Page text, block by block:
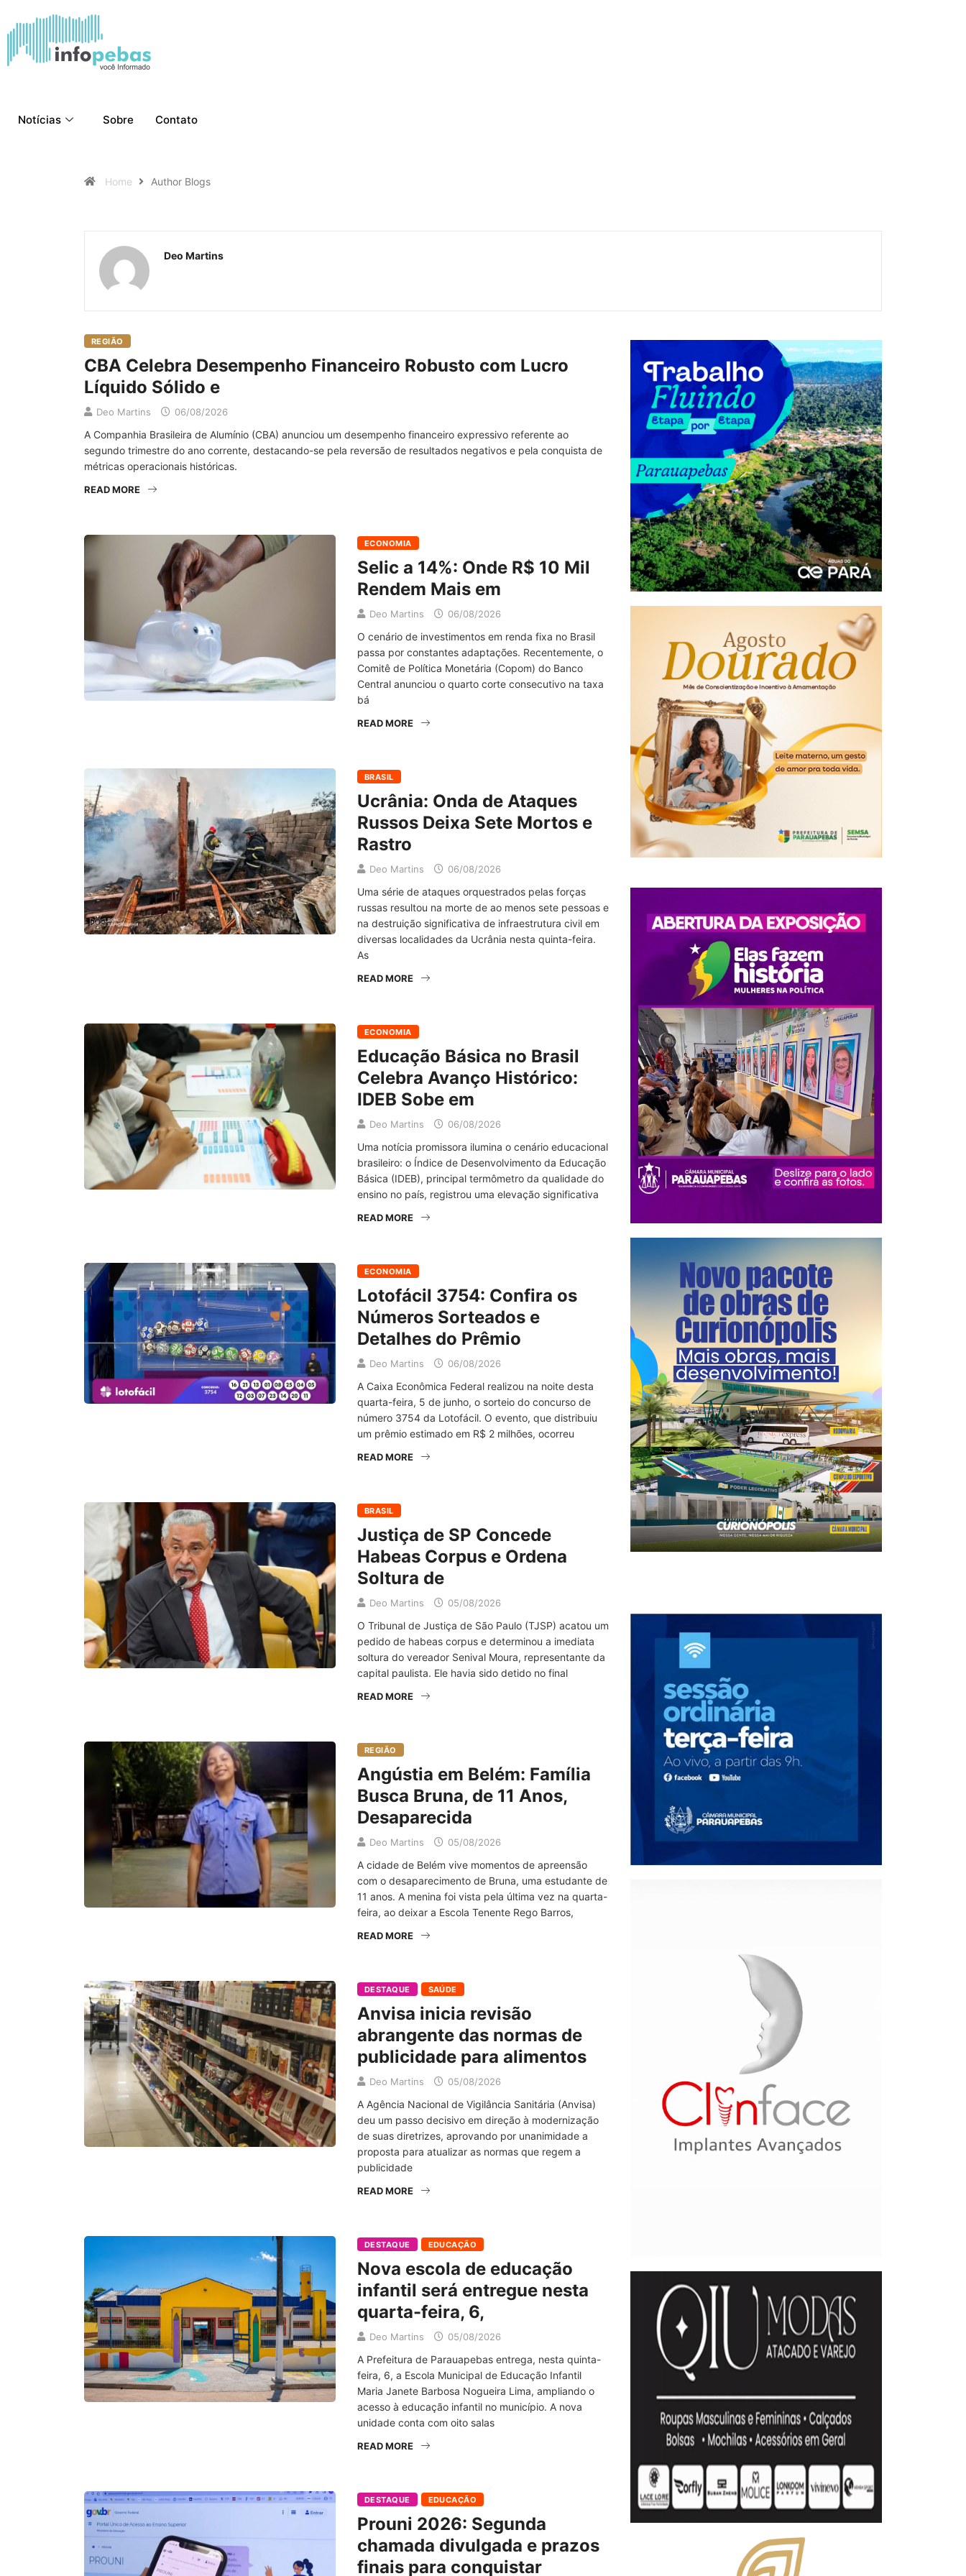
Notícias Sobre Contato
Home Author Blogs
Deo Martins
REGIÃO
CBA Celebra Desempenho Financeiro Robusto com Lucro
Líquido Sólido e
Deo Martins 06/08/2026
A Companhia Brasileira de Alumínio (CBA) anunciou um desempenho financeiro expressivo referente ao
segundo trimestre do ano corrente, destacando-se pela reversão de resultados negativos e pela conquista de
métricas operacionais históricas.
READ MORE
ECONOMIA
Selic a 14%: Onde R$ 10 Mil
Rendem Mais em
Deo Martins 06/08/2026
O cenário de investimentos em renda fixa no Brasil
passa por constantes adaptações. Recentemente, o
Comitê de Política Monetária (Copom) do Banco
Central anunciou o quarto corte consecutivo na taxa
bá
READ MORE
BRASIL
Ucrânia: Onda de Ataques
Russos Deixa Sete Mortos e
Rastro
Deo Martins 06/08/2026
Uma série de ataques orquestrados pelas forças
russas resultou na morte de ao menos sete pessoas e
na destruição significativa de infraestrutura civil em
diversas localidades da Ucrânia nesta quinta-feira.
As
READ MORE
ECONOMIA
Educação Básica no Brasil
Celebra Avanço Histórico:
IDEB Sobe em
Deo Martins 06/08/2026
Uma notícia promissora ilumina o cenário educacional
brasileiro: o Índice de Desenvolvimento da Educação
Básica (IDEB), principal termômetro da qualidade do
ensino no país, registrou uma elevação significativa
READ MORE
ECONOMIA
Lotofácil 3754: Confira os
Números Sorteados e
Detalhes do Prêmio
Deo Martins 06/08/2026
A Caixa Econômica Federal realizou na noite desta
quarta-feira, 5 de junho, o sorteio do concurso de
número 3754 da Lotofácil. O evento, que distribuiu
um prêmio estimado em R$ 2 milhões, ocorreu
READ MORE
BRASIL
Justiça de SP Concede
Habeas Corpus e Ordena
Soltura de
Deo Martins 05/08/2026
O Tribunal de Justiça de São Paulo (TJSP) acatou um
pedido de habeas corpus e determinou a imediata
soltura do vereador Senival Moura, representante da
capital paulista. Ele havia sido detido no final
READ MORE
REGIÃO
Angústia em Belém: Família
Busca Bruna, de 11 Anos,
Desaparecida
Deo Martins 05/08/2026
A cidade de Belém vive momentos de apreensão
com o desaparecimento de Bruna, uma estudante de
11 anos. A menina foi vista pela última vez na quarta-
feira, ao deixar a Escola Tenente Rego Barros,
READ MORE
DESTAQUE SAÚDE
Anvisa inicia revisão
abrangente das normas de
publicidade para alimentos
Deo Martins 05/08/2026
A Agência Nacional de Vigilância Sanitária (Anvisa)
deu um passo decisivo em direção à modernização
de suas diretrizes, aprovando por unanimidade a
proposta para atualizar as normas que regem a
publicidade
READ MORE
DESTAQUE EDUCAÇÃO
Nova escola de educação
infantil será entregue nesta
quarta-feira, 6,
Deo Martins 05/08/2026
A Prefeitura de Parauapebas entrega, nesta quinta-
feira, 6, a Escola Municipal de Educação Infantil
Maria Janete Barbosa Nogueira Lima, ampliando o
acesso à educação infantil no município. A nova
unidade conta com oito salas
READ MORE
DESTAQUE EDUCAÇÃO
Prouni 2026: Segunda
chamada divulgada e prazos
finais para conquistar